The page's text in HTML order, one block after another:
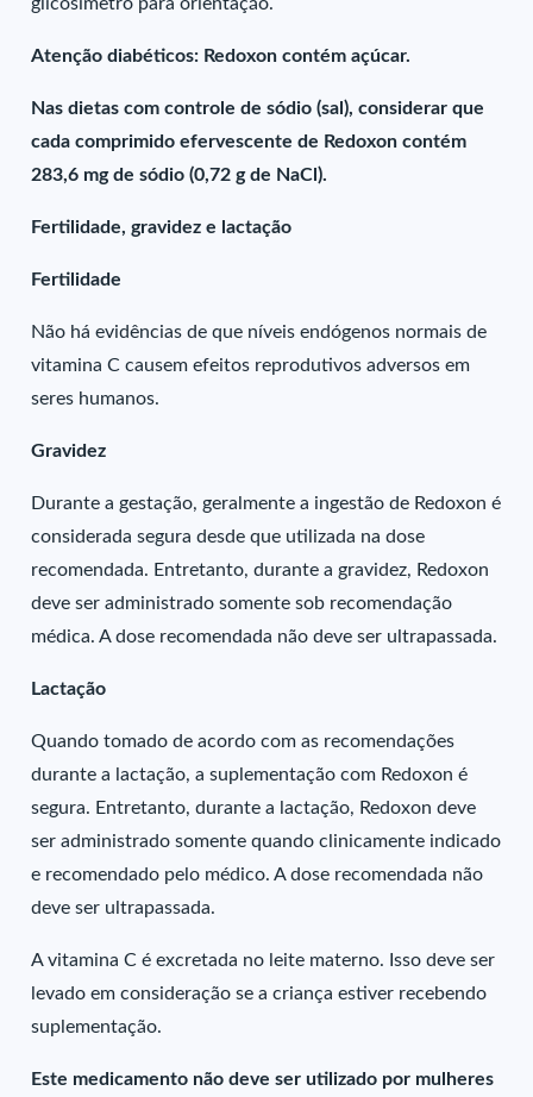
Atenção diabéticos: Redoxon contém açúcar.
Nas dietas com controle de sódio (sal), considerar que
cada comprimido efervescente de Redoxon contém
283,6 mg de sódio (0,72 g de NaCl).
Fertilidade, gravidez e lactação
Fertilidade
Não há evidências de que níveis endógenos normais de
vitamina C causem efeitos reprodutivos adversos em
seres humanos.
Gravidez
Durante a gestação, geralmente a ingestão de Redoxon é
considerada segura desde que utilizada na dose
recomendada. Entretanto, durante a gravidez, Redoxon
deve ser administrado somente sob recomendação
médica. A dose recomendada não deve ser ultrapassada.
Lactação
Quando tomado de acordo com as recomendações
durante a lactação, a suplementação com Redoxon é
segura. Entretanto, durante a lactação, Redoxon deve
ser administrado somente quando clinicamente indicado
e recomendado pelo médico. A dose recomendada não
deve ser ultrapassada.
A vitamina C é excretada no leite materno. Isso deve ser
levado em consideração se a criança estiver recebendo
suplementação.
Este medicamento não deve ser utilizado por mulheres